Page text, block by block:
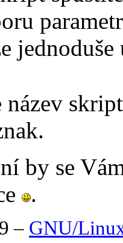
jednoduše
název
by se
.
– GNU/